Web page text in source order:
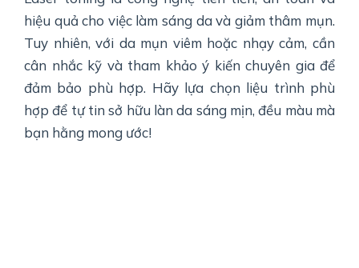
hiệu quả cho việc làm sáng da và giảm thâm mụn.
Tuy nhiên, với da mụn viêm hoặc nhạy cảm, cần
cân nhắc kỹ và tham khảo ý kiến chuyên gia để
đảm bảo phù hợp. Hãy lựa chọn liệu trình phù
hợp để tự tin sở hữu làn da sáng mịn, đều màu mà
bạn hằng mong ước!